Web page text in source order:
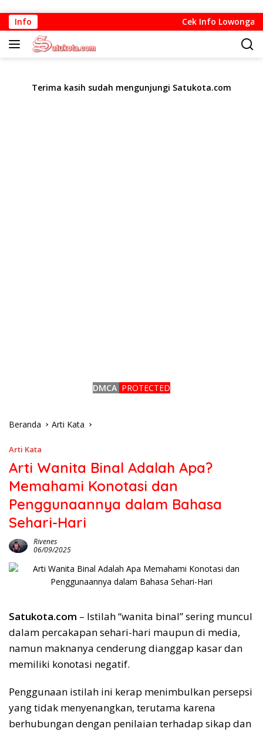
Langsung
ke
konten
Info Cek Info Lowongan
Terima kasih sudah mengunjungi Satukota.com
DMCA PROTECTED
Beranda Arti Kata
Arti Kata
Arti Wanita Binal Adalah Apa?
Memahami Konotasi dan
Penggunaannya dalam Bahasa
Sehari-Hari
Rivenes
06/09/2025
Satukota.com – Istilah “wanita binal” sering muncul
dalam percakapan sehari-hari maupun di media,
namun maknanya cenderung dianggap kasar dan
memiliki konotasi negatif.
Penggunaan istilah ini kerap menimbulkan persepsi
yang tidak menyenangkan, terutama karena
berhubungan dengan penilaian terhadap sikap dan